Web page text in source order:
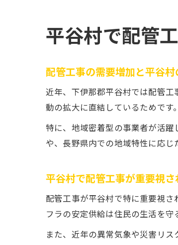
平谷村で配管
配管工事の需要増加と平谷村
近年、下伊那郡平谷村では配管
動の拡大に直結しているためです
特に、地域密着型の事業者が活
や、長野県内での地域特性に応じ
平谷村で配管工事が重要視さ
配管工事が平谷村で特に重要視
フラの安定供給は住民の生活を守
また、近年の異常気象や災害リ